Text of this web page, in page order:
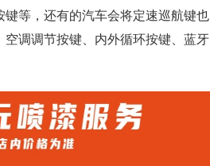
等，还有的汽车会将定速巡航键也
调调节按键、内外循环按键、蓝牙